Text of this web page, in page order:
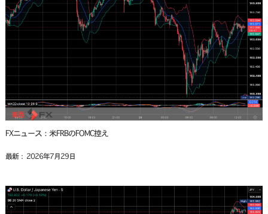
FXニュース：米FRBのFOMC控え
最新： 2026年7月29日